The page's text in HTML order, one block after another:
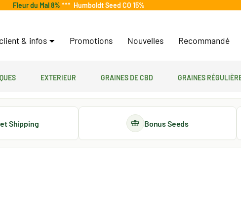
Fleur du Mal 8% *** Humboldt Seed CO 15%
& infos Promotions Nouvelles Recommandé
Exterieur Graines de CBD Graines
Shipping Bonus Seeds